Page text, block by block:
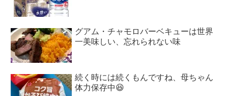
グアム・チャモロバーベキューは世界
一美味しい、忘れられない味
続く時には続くもんですね、母ちゃん
体力保存中😆